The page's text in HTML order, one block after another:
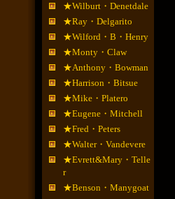
★Wilburt・Denetdale
★Ray・Delgarito
★Wilford・B・Henry
★Monty・Claw
★Anthony・Bowman
★Harrison・Bitsue
★Mike・Platero
★Eugene・Mitchell
★Fred・Peters
★Walter・Vandevere
★Evrett&Mary・Telle
r
★Benson・Manygoat